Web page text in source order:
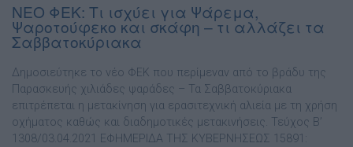
ΝΕΟ ΦΕΚ: Τι ισχύει για Ψάρεμα,
Ψαροτούφεκο και σκάφη – τι αλλάζει τα
Σαββατοκύριακα
Δημοσιεύτηκε το νέο ΦΕΚ που περίμεναν από το βράδυ της
Παρασκευής χιλιάδες ψαράδες – Τα Σαββατοκύριακα
επιτρέπεται η μετακίνηση για ερασιτεχνική αλιεία με τη χρήση
οχήματος καθώς και διαδημοτικές μετακινήσεις. Τεύχος B’
1308/03.04.2021 ΕΦΗΜΕΡΙ∆Α TΗΣ ΚΥΒΕΡΝΗΣΕΩΣ 15891: